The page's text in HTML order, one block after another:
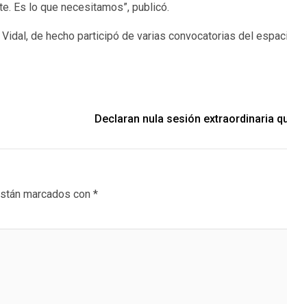
Es lo que necesitamos”, publicó.
de hecho participó de varias convocatorias del
Declaran nula sesión extraordinaria
marcados con *